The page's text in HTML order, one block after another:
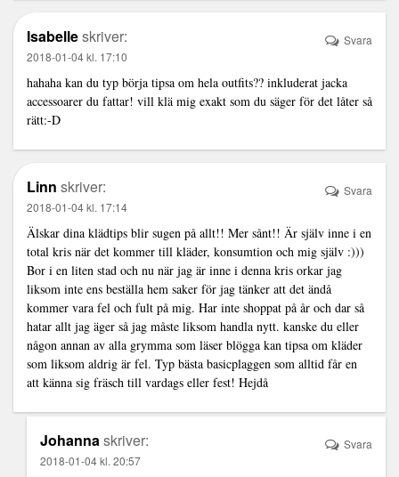
Isabelleskriver:
2018-01-04 kl. 17:10
hahaha kan du typ börja tipsa om hela outfits?? inkluderat jacka
accessoarer du fattar! vill klä mig exakt som du säger för det låter så
rätt:-D
Svara
Linn skriver:
2018-01-04 kl. 17:14
Älskar dina klädtips blir sugen på allt!! Mer sånt!! Är själv inne i en
total kris när det kommer till kläder, konsumtion och mig själv :)))
Bor i en liten stad och nu när jag är inne i denna kris orkar jag
liksom inte ens beställa hem saker för jag tänker att det ändå
kommer vara fel och fult på mig. Har inte shoppat på år och dar så
hatar allt jag äger så jag måste liksom handla nytt. kanske du eller
någon annan av alla grymma som läser blögga kan tipsa om kläder
som liksom aldrig är fel. Typ bästa basicplaggen som alltid får en
att känna sig fräsch till vardags eller fest! Hejdå
Svara
Johannaskriver:
2018-01-04 kl. 20:57
Svara